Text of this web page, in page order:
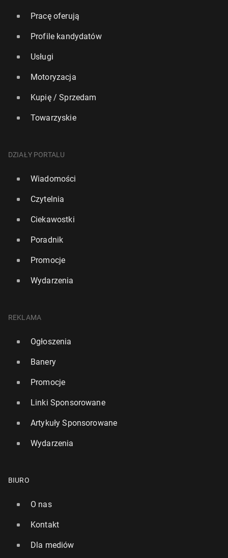
Pracę oferują
Profile kandydatów
Usługi
Motoryzacja
Kupię / Sprzedam
Towarzyskie
DZIAŁY PORTALU
Wiadomości
Czytelnia
Ciekawostki
Poradnik
Promocje
Wydarzenia
REKLAMA
Ogłoszenia
Banery
Promocje
Linki Sponsorowane
Artykuły Sponsorowane
Wydarzenia
BIURO
O nas
Kontakt
Dla mediów